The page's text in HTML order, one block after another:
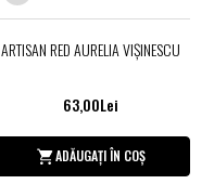
ARTISAN RED AURELIA VIŞINESCU
63,00Lei
ADĂUGAȚI ÎN COȘ